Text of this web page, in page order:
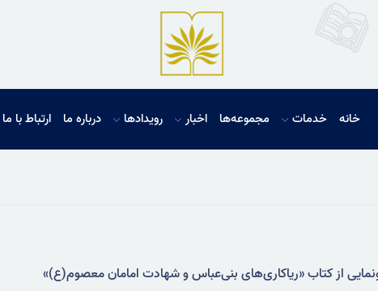
خانه خدمات مجموعه‌ها اخبار رویدادها درباره ما ارتباط با ما
از کتاب «ریاکاری‌های بنی‌عباس و شهادت امامان معصوم(ع)»